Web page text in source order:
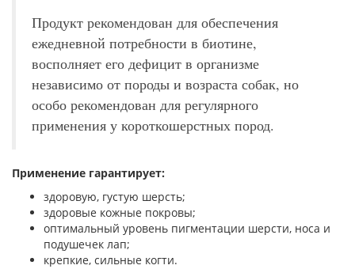
Продукт рекомендован для обеспечения
ежедневной потребности в биотине,
восполняет его дефицит в организме
независимо от породы и возраста собак, но
особо рекомендован для регулярного
применения у короткошерстных пород.
Применение гарантирует:
здоровую, густую шерсть;
здоровые кожные покровы;
оптимальный уровень пигментации шерсти, носа и
подушечек лап;
крепкие, сильные когти.